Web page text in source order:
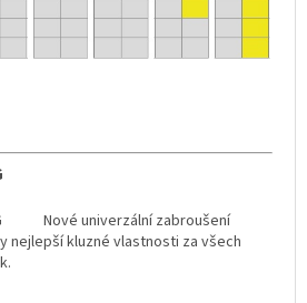
Nové univerzální zabroušení
nejlepší kluzné vlastnosti za všech